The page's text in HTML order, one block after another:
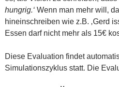
hungrig.‘ Wenn man mehr will,
hineinschreiben wie z.B. ‚Gerd
Essen darf nicht mehr als 15€
Diese Evaluation findet
Simulationszyklus statt. Die